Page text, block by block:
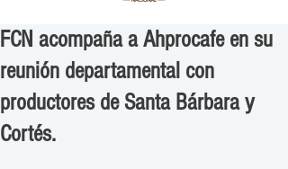
FCN acompaña a Ahprocafe en su
reunión departamental con
productores de Santa Bárbara y
Cortés.